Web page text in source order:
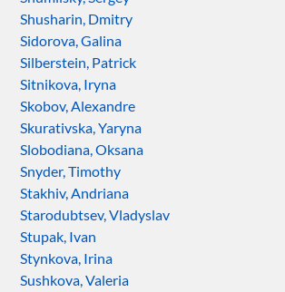
Shusharin, Dmitry
Sidorova, Galina
Silberstein, Patrick
Sitnikova, Iryna
Skobov, Alexandre
Skurativska, Yaryna
Slobodiana, Oksana
Snyder, Timothy
Stakhiv, Andriana
Starodubtsev, Vladyslav
Stupak, Ivan
Stynkova, Irina
Sushkova, Valeria